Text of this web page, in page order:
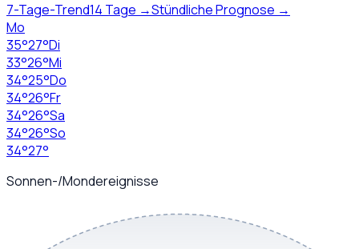
7-Tage-Trend14 Tage →Stündliche Prognose →
Mo
35°27°Di
33°26°Mi
34°25°Do
34°26°Fr
34°26°Sa
34°26°So
34°27°
Sonnen-/Mondereignisse